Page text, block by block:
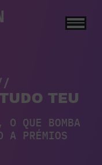
TEU
O QUE BOMBA
A PRÉMIOS